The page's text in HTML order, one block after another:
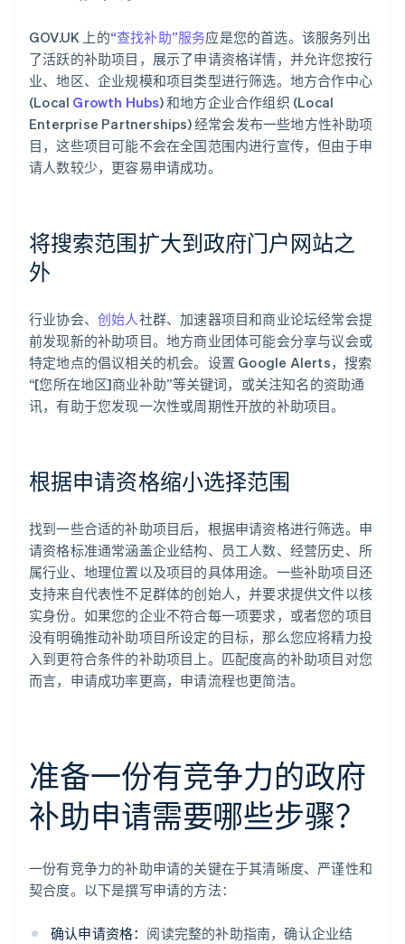
GOV.UK 上的“查找补助”服务应是您的首选。该服务列出
了活跃的补助项目，展示了申请资格详情，并允许您按行
业、地区、企业规模和项目类型进行筛选。地方合作中心
(Local Growth Hubs) 和地方企业合作组织 (Local
Enterprise Partnerships) 经常会发布一些地方性补助项
目，这些项目可能不会在全国范围内进行宣传，但由于申
请人数较少，更容易申请成功。
将搜索范围扩大到政府门户网站之
外
行业协会、 创始人社群、加速器项目和商业论坛经常会提
前发现新的补助项目。地方商业团体可能会分享与议会或
特定地点的倡议相关的机会。设置 Google Alerts，搜索
“[您所在地区]商业补助”等关键词，或关注知名的资助通
讯，有助于您发现一次性或周期性开放的补助项目。
根据申请资格缩小选择范围
找到一些合适的补助项目后，根据申请资格进行筛选。申
请资格标准通常涵盖企业结构、员工人数、经营历史、所
属行业、地理位置以及项目的具体用途。一些补助项目还
支持来自代表性不足群体的创始人，并要求提供文件以核
实身份。如果您的企业不符合每一项要求，或者您的项目
没有明确推动补助项目所设定的目标，那么您应将精力投
入到更符合条件的补助项目上。匹配度高的补助项目对您
而言，申请成功率更高，申请流程也更简洁。
准备一份有竞争力的政府
补助申请需要哪些步骤？
一份有竞争力的补助申请的关键在于其清晰度、严谨性和
契合度。以下是撰写申请的方法：
确认申请资格： 阅读完整的补助指南，确认企业结